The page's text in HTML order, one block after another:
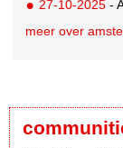
27-10-2025 -
meer over